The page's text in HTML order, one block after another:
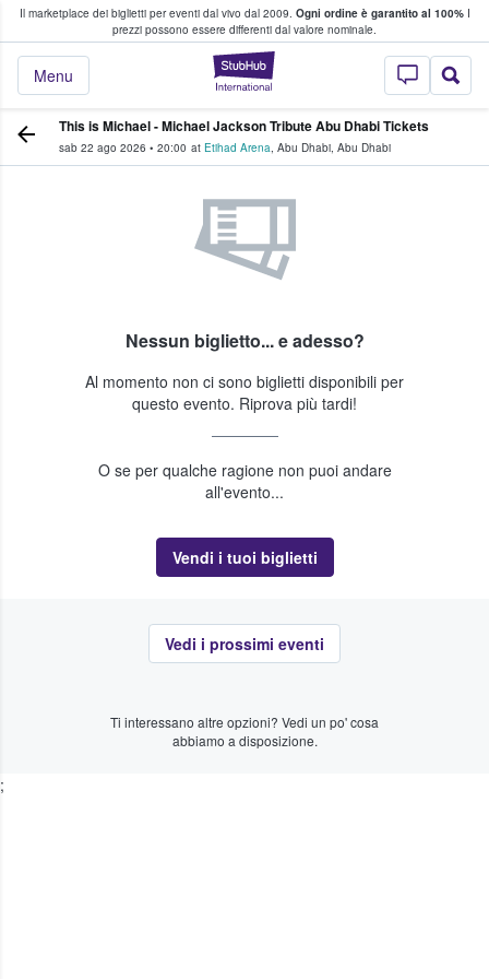
Il marketplace dei biglietti per eventi dal vivo dal 2009. Ogni ordine è garantito al 100%I
prezzi possono essere differenti dal valore nominale.
StubHub - Dove
Menu
fan comprano e vendono biglietti
This is Michael - Michael Jackson Tribute Abu Dhabi Tickets
sab 22 ago 2026 • 20:00 at Etihad Arena, Abu Dhabi, Abu Dhabi
Nessun biglietto... e adesso?
Al momento non ci sono biglietti disponibili per
questo evento. Riprova più tardi!
O se per qualche ragione non puoi andare
all'evento...
Vendi i tuoi biglietti
Vedi i prossimi eventi
Ti interessano altre opzioni? Vedi un po' cosa
abbiamo a disposizione.
;